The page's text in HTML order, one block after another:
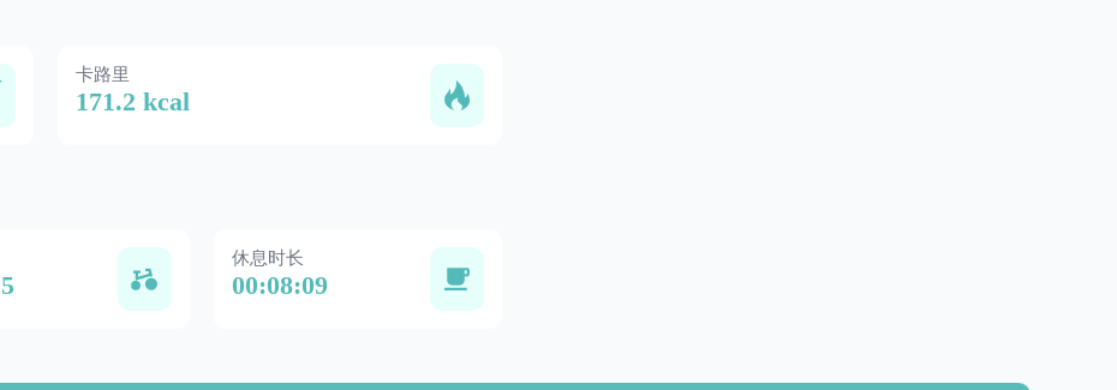
卡路里
171.2 kcal
休息时长
00:08:09